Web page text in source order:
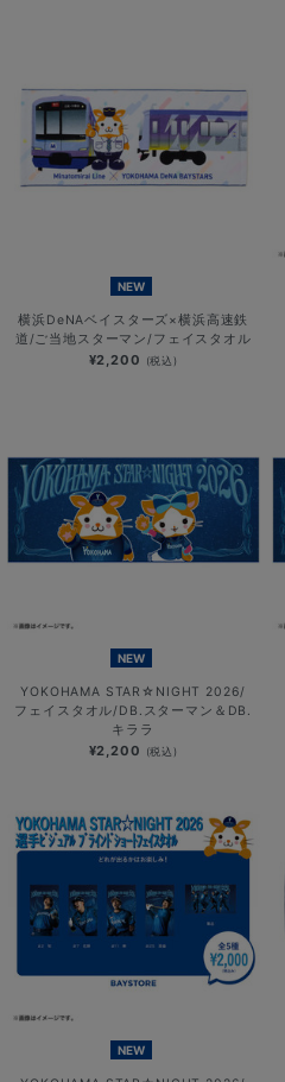
NEW
横浜DeNAベイスターズ×横浜高速鉄
道/ご当地スターマン/フェイスタオル
¥2,200 (税込)
NEW
YOKOHAMA STAR☆NIGHT 2026/
フェイスタオル/DB.スターマン＆DB.
キララ
¥2,200 (税込)
NEW